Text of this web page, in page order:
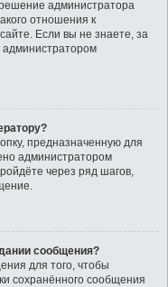
администратора
отношения к
Если вы не знаете, за
администратором
предназначенную для
администратором
через ряд шагов,
сообщения?
для того, чтобы
сохранённого сообщения